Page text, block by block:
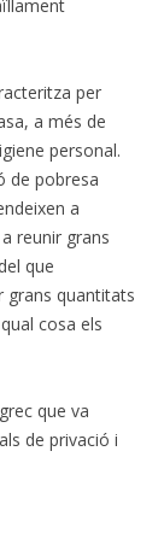
per
a més de
personal.
de pobresa
a
reunir grans
que
grans quantitats
cosa els
que va
de privació i